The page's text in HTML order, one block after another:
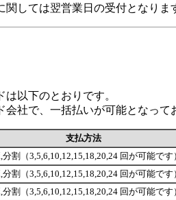
しては翌営業日の受付となりま
は以下のとおりです。
会社で、一括払いが可能となって
支払方法
分割（3,5,6,10,12,15,18,20,24 回が可能です
分割（3,5,6,10,12,15,18,20,24 回が可能です
分割（3,5,6,10,12,15,18,20,24 回が可能です